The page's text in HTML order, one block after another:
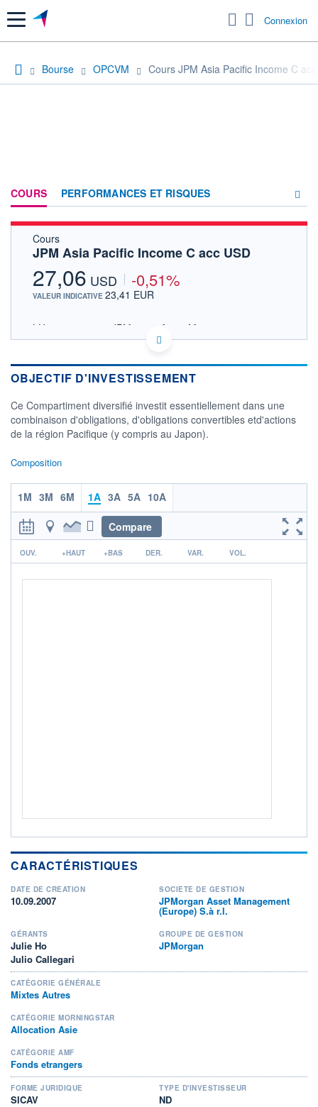
Menu Connexion
Bourse OPCVM Cours JPM Asia Pacific Income C
COURS PERFORMANCES ET RISQUES
Cours
JPM Asia Pacific Income C acc USD
27,06 USD -0,51%
VALEUR INDICATIVE 23,41 EUR
LU0129499017 - JPMorgan Asset Management
(Europe) S.à r.l.
Consulter le prospectus / DIC
03/12 09/04
26
28
CATÉGORIE MORNINGSTAR
Allocation Asie
FONDS PARTENAIRES
TARIFS PRIVILÉGIÉS 0%
OBJECTIF D'INVESTISSEMENT
Ce Compartiment diversifié investit essentiellement dans une
combinaison d'obligations, d'obligations convertibles etd'actions
de la région Pacifique (y compris au Japon).
Composition
1M 3M 6M 1A 3A 5A 10A
Compare
r
OUV. +HAUT +BAS DER. VAR. VOL.
CARACTÉRISTIQUES
DATE DE CRÉATION
10.09.2007
SOCIÉTÉ DE GESTION
JPMorgan Asset Management
(Europe) S.à r.l.
GÉRANTS
Julie Ho
Julio Callegari
GROUPE DE GESTION
JPMorgan
CATÉGORIE GÉNÉRALE
Mixtes Autres
CATÉGORIE MORNINGSTAR
Allocation Asie
CATÉGORIE AMF
Fonds etrangers
FORME JURIDIQUE
SICAV
TYPE D'INVESTISSEUR
ND